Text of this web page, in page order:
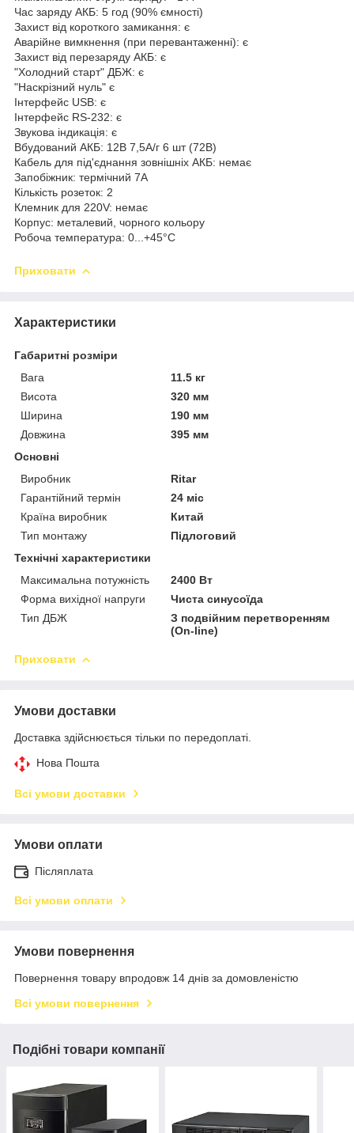
Час заряду АКБ: 5 год (90% ємності)
Захист від короткого замикання: є
Аварійне вимкнення (при перевантаженні): є
Захист від перезаряду АКБ: є
"Холодний старт" ДБЖ: є
"Наскрізний нуль" є
Інтерфейс USB: є
Інтерфейс RS-232: є
Звукова індикація: є
Вбудований АКБ: 12В 7,5А/г 6 шт (72В)
Кабель для під'єднання зовнішніх АКБ: немає
Запобіжник: термічний 7А
Кількість розеток: 2
Клемник для 220V: немає
Корпус: металевий, чорного кольору
Робоча температура: 0...+45°C
Приховати
Характеристики
Габаритні розміри
Вага
11.5 кг
Висота
320 мм
Ширина
190 мм
Довжина
395 мм
Основні
Виробник
Ritar
Гарантійний термін
24 міс
Країна виробник
Китай
Тип монтажу
Підлоговий
Технічні характеристики
Максимальна потужність
2400 Вт
Форма вихідної напруги
Чиста синусоїда
Тип ДБЖ
З подвійним перетворенням
(On-line)
Приховати
Умови доставки
Доставка здійснюється тільки по передоплаті.
Нова Пошта
Всі умови доставки
Умови оплати
Післяплата
Всі умови оплати
Умови повернення
Повернення товару впродовж 14 днів за домовленістю
Всі умови повернення
Подібні товари компанії